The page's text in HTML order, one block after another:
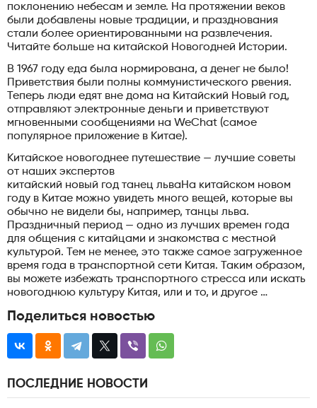
поклонению небесам и земле. На протяжении веков
были добавлены новые традиции, и празднования
стали более ориентированными на развлечения.
Читайте больше на китайской Новогодней Истории.
В 1967 году еда была нормирована, а денег не было!
Приветствия были полны коммунистического рвения.
Теперь люди едят вне дома на Китайский Новый год,
отправляют электронные деньги и приветствуют
мгновенными сообщениями на WeChat (самое
популярное приложение в Китае).
Китайское новогоднее путешествие — лучшие советы
от наших экспертов
китайский новый год танец льваНа китайском новом
году в Китае можно увидеть много вещей, которые вы
обычно не видели бы, например, танцы льва.
Праздничный период — одно из лучших времен года
для общения с китайцами и знакомства с местной
культурой. Тем не менее, это также самое загруженное
время года в транспортной сети Китая. Таким образом,
вы можете избежать транспортного стресса или искать
новогоднюю культуру Китая, или и то, и другое …
Поделиться новостью
ПОСЛЕДНИЕ НОВОСТИ